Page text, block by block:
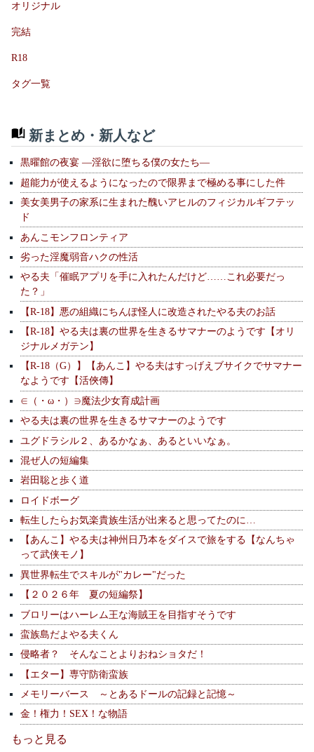
オリジナル
完結
R18
タグ一覧
新まとめ・新人など
黒曜館の夜宴 —淫欲に堕ちる僕の女たち—
超能力が使えるようになったので限界まで極める事にした件
美女美男子の家系に生まれた醜いアヒルのフィジカルギフテッ
ド
あんこモンフロンティア
劣った淫魔弱音ハクの性活
やる夫「催眠アプリを手に入れたんだけど……これ必要だっ
た？」
【R-18】悪の組織にちんぽ怪人に改造されたやる夫のお話
【R-18】やる夫は裏の世界を生きるサマナーのようです【オリ
ジナルメガテン】
【R-18（G）】【あんこ】やる夫はすっげえブサイクでサマナー
なようです【活俠傳】
∈（・ω・）∋魔法少女育成計画
やる夫は裏の世界を生きるサマナーのようです
ユグドラシル２、あるかなぁ、あるといいなぁ。
混ぜ人の短編集
岩田聡と歩く道
ロイドボーグ
転生したらお気楽貴族生活が出来ると思ってたのに…
【あんこ】やる夫は神州日乃本をダイスで旅をする【なんちゃ
って武侠モノ】
異世界転生でスキルが"カレー"だった
【２０２６年 夏の短編祭】
ブロリーはハーレム王な海賊王を目指すそうです
蛮族島だよやる夫くん
侵略者？ そんなことよりおねショタだ！
【エター】専守防衛蛮族
メモリーバース ～とあるドールの記録と記憶～
金！権力！SEX！な物語
もっと見る